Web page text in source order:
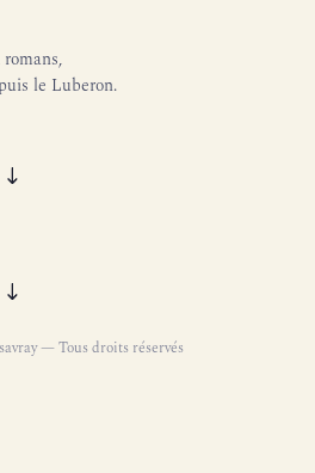
le Luberon.
— Tous droits réservés